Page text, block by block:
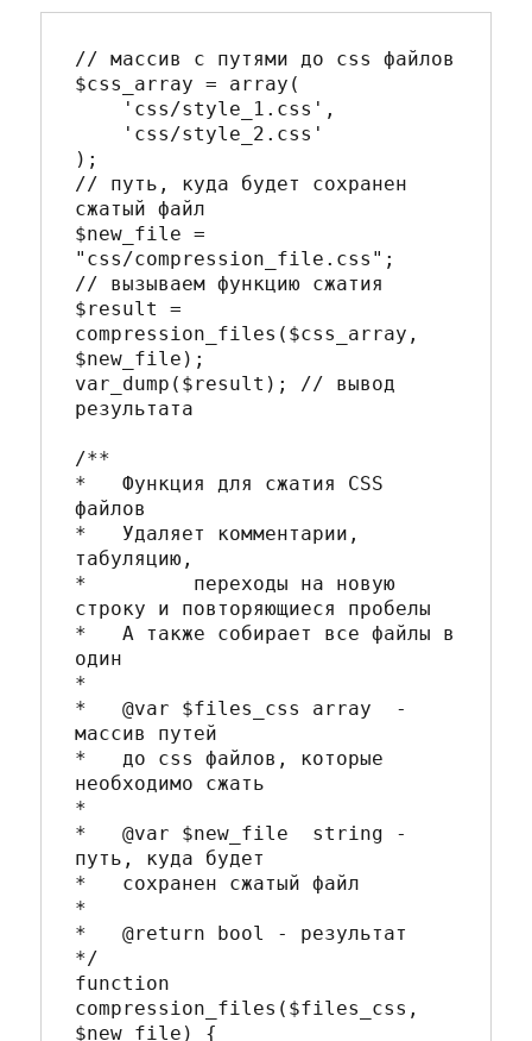
// массив с путями до css файлов
$css_array = array(
);
// путь, куда будет сохранен
сжатый файл
$new_file =
"css/compression_file.css";
// вызываем функцию сжатия
$result =
compression_files($css_array,
$new_file);
var_dump($result); // вывод
результата
/**
*   Функция для сжатия CSS
файлов
*   Удаляет комментарии,
табуляцию,
*	  переходы на новую
строку и повторяющиеся пробелы
*   А также собирает все файлы в
один
*
*   @var $files_css array  -
массив путей
*   до css файлов, которые
необходимо сжать
*
*   @var $new_file  string -
путь, куда будет
*   сохранен сжатый файл
*
*   @return bool - результат
*/
function
compression_files($files_css,
$new_file) {